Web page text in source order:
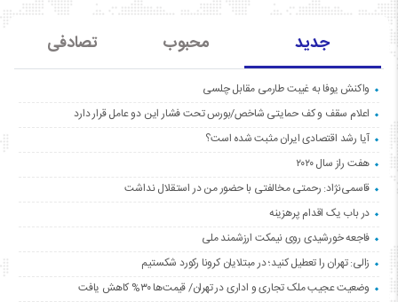
جدید محبوب تصادفی
واکنش یوفا به غیبت طارمی مقابل چلسی
اعلام سقف و کف حمایتی شاخص/بورس تحت فشار این دو عامل قرار دارد
آیا رشد اقتصادی ایران مثبت شده است؟
هفت راز سال ۲۰۲۰
قاسمی‌نژاد: رحمتی مخالفتی با حضور من در استقلال نداشت
در باب یک اقدام پرهزینه
فاجعه خورشیدی روی نیمکت ارزشمند ملی
زالی: تهران را تعطیل کنید؛ در مبتلایان کرونا رکورد شکستیم
وضعیت عجیب ملک تجاری و اداری در تهران/ قیمت‌ها ۳۰% کاهش یافت